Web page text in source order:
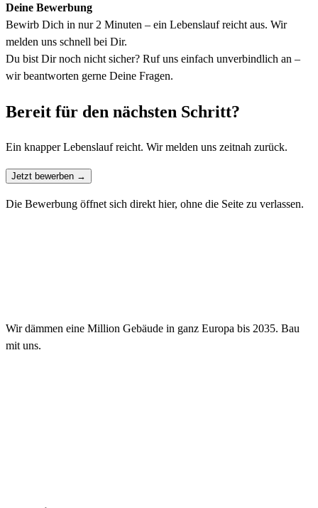
Deine Bewerbung
Bewirb Dich in nur 2 Minuten – ein Lebenslauf reicht aus. Wir
melden uns schnell bei Dir.
Du bist Dir noch nicht sicher? Ruf uns einfach unverbindlich an –
wir beantworten gerne Deine Fragen.
Bereit für den nächsten Schritt?
Ein knapper Lebenslauf reicht. Wir melden uns zeitnah zurück.
Jetzt bewerben →
Die Bewerbung öffnet sich direkt hier, ohne die Seite zu verlassen.
Wir dämmen eine Million Gebäude in ganz Europa bis 2035. Bau
mit uns.